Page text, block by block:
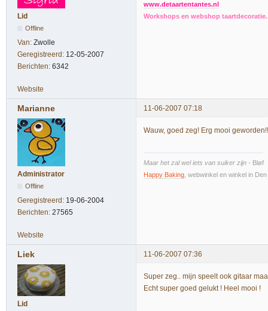
Lid
Offline
Van: Zwolle
Geregistreerd: 12-05-2007
Berichten: 6342
www.detaartentantes.nl
Workshops en webshop
Website
Marianne 11-06-2007 07:18
Administrator
Offline
Geregistreerd: 19-06-2004
Berichten: 27565
Wauw, goed zeg! Erg mooi geworden!!
Maar het zal wel iets van suiker zijn - Bløf
Happy Baking , webwinkel en winkel in
Website
Liek 11-06-2007 07:36
Lid
Super zeg.. mijn speelt ook gitaar
Echt super goed gelukt ! Heel mooi !